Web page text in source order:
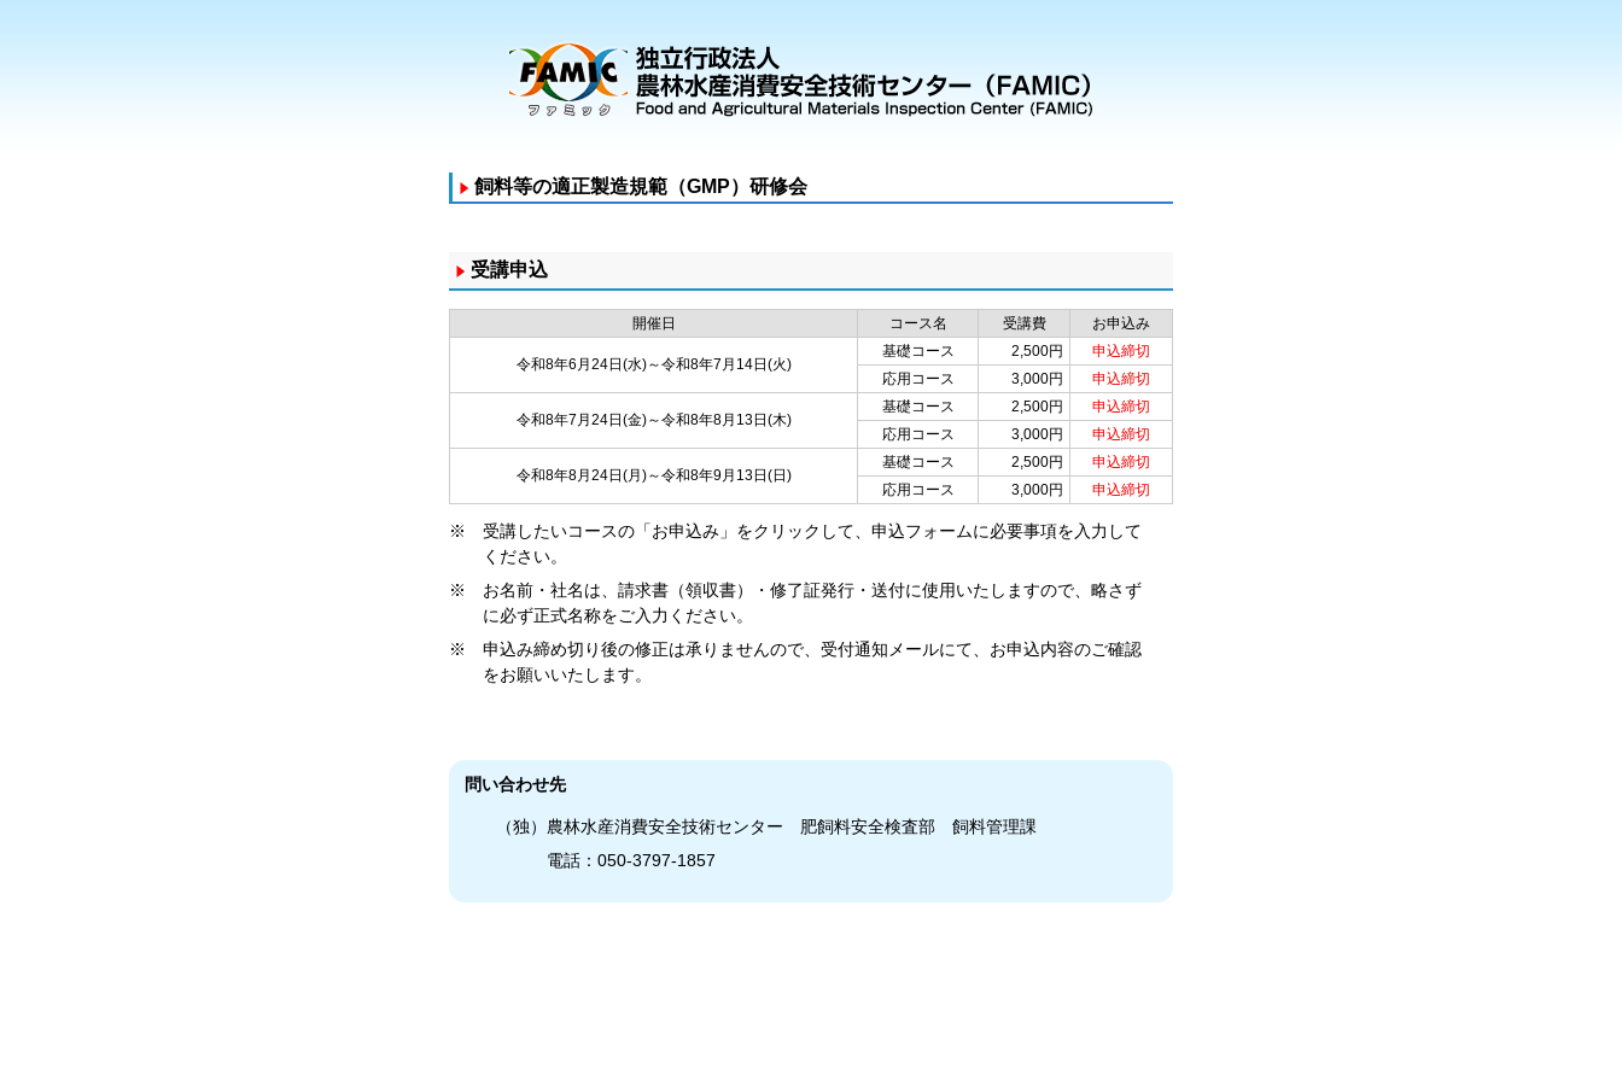
飼料等の適正製造規範（GMP）研修会
受講申込
開催日 コース名 受講費 お申込み
令和8年6月24日(水)～令和8年7月14日(火)
基礎コース 2,500円
申込締切
応用コース
3,000円 申込締切
令和8年7月24日(金)～令和8年8月13日(木)
基礎コース 2,500円
申込締切
応用コース
3,000円 申込締切
令和8年8月24日(月)～令和8年9月13日(日)
基礎コース 2,500円
申込締切
応用コース
3,000円 申込締切
※ 受講したいコースの「お申込み」をクリックして、申込フォームに必要事項を入力して
ください。
※ お名前・社名は、請求書（領収書）・修了証発行・送付に使用いたしますので、略さず
に必ず正式名称をご入力ください。
※ 申込み締め切り後の修正は承りませんので、受付通知メールにて、お申込内容のご確認
をお願いいたします。
問い合わせ先
（独）農林水産消費安全技術センター 肥飼料安全検査部 飼料管理課
電話：050-3797-1857